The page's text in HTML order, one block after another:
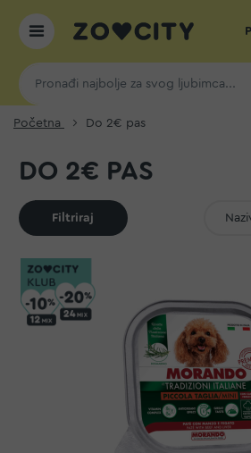
Početna Do 2€ pas
DO 2€ PAS
Filtriraj